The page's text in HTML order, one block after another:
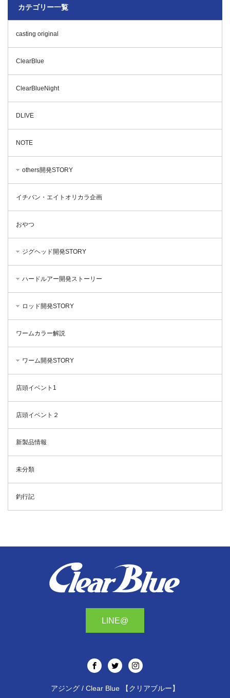
カテゴリー一覧
casting original
ClearBlue
ClearBlueNight
DLIVE
NOTE
others開発STORY
イチバン・エイトオリカラ企画
おやつ
ジグヘッド開発STORY
ハードルアー開発ストーリー
ロッド開発STORY
ワームカラー解説
ワーム開発STORY
店頭イベント1
店頭イベント２
新製品情報
未分類
釣行記
LINE@
アジング / Clear Blue 【クリアブルー】